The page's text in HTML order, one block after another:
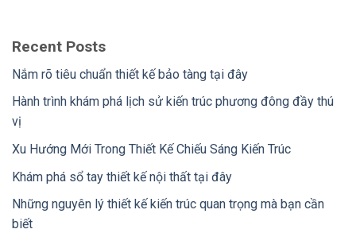
Recent Posts
Nắm rõ tiêu chuẩn thiết kế bảo tàng tại đây
Hành trình khám phá lịch sử kiến trúc phương đông đầy thú
vị
Xu Hướng Mới Trong Thiết Kế Chiếu Sáng Kiến Trúc
Khám phá sổ tay thiết kế nội thất tại đây
Những nguyên lý thiết kế kiến trúc quan trọng mà bạn cần
biết